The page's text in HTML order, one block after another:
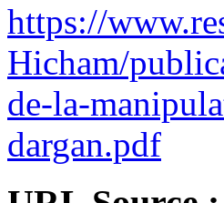
https://
Hicham/
de-la-
dargan.pdf